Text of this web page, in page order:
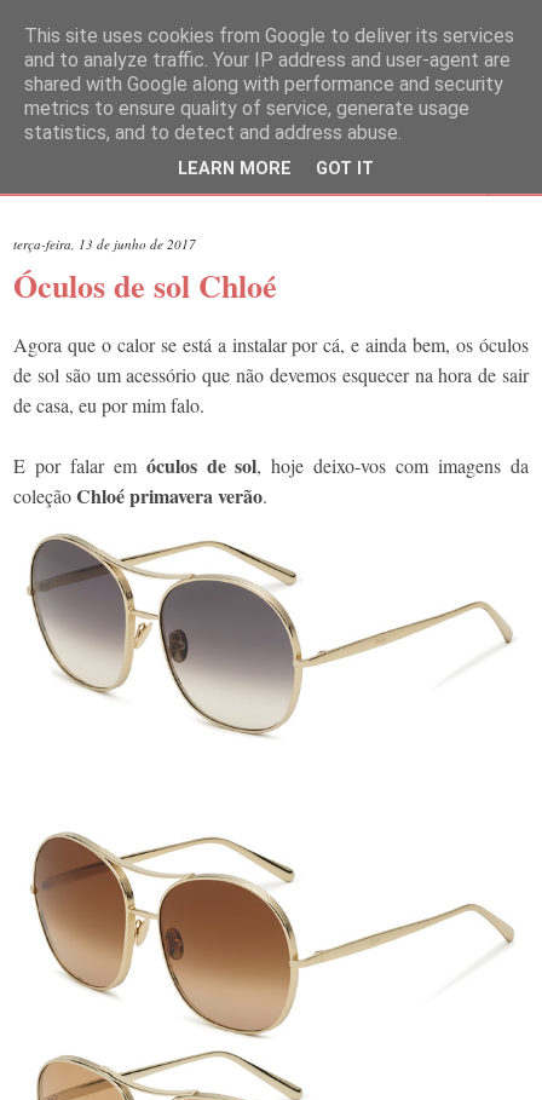
terça-feira, 13 de junho de 2017
Óculos de sol Chloé
Agora que o calor se está a instalar por cá, e ainda bem, os óculos
de sol são um acessório que não devemos esquecer na hora de sair
de casa, eu por mim falo.
E por falar em óculos de sol, hoje deixo-vos com imagens da
coleçãoChloé primavera verão.
This site uses cookies from Google to deliver its services
and to analyze traffic. Your IP address and user-agent are
shared with Google along with performance and security
metrics to ensure quality of service, generate usage
statistics, and to detect and address abuse.
LEARN MORE GOT IT